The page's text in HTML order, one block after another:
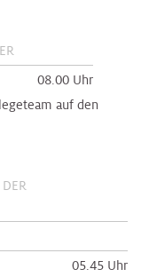
08.00 Uhr
auf den
05.45 Uhr